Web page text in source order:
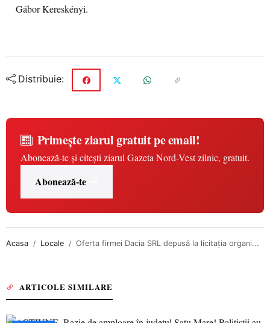
Gábor Kereskényi.
Distribuie:
Primește ziarul gratuit pe email!
Abonează-te și citești ziarul Gazeta Nord-Vest zilnic, gratuit.
Abonează-te
Acasa Locale Oferta firmei Dacia SRL depusă la licitația organi...
ARTICOLE SIMILARE